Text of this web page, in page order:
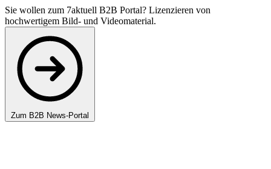
Sie wollen zum 7aktuell B2B Portal? Lizenzieren von
hochwertigem Bild- und Videomaterial.
Zum B2B News-Portal